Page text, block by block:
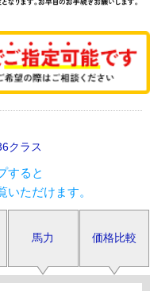
クラス
すると
ただけます。
馬力 価格比較